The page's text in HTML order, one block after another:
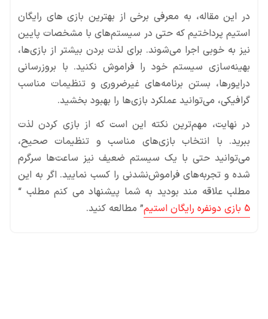
در این مقاله، به معرفی برخی از بهترین بازی ‌های رایگان
استیم پرداختیم که حتی در سیستم‌های با مشخصات پایین
نیز به خوبی اجرا می‌شوند. برای لذت بردن بیشتر از بازی‌ها،
بهینه‌سازی سیستم خود را فراموش نکنید. با بروزرسانی
درایورها، بستن برنامه‌های غیرضروری و تنظیمات مناسب
گرافیکی، می‌توانید عملکرد بازی‌ها را بهبود بخشید.
در نهایت، مهم‌ترین نکته این است که از بازی کردن لذت
ببرید. با انتخاب بازی‌های مناسب و تنظیمات صحیح،
می‌توانید حتی با یک سیستم ضعیف نیز ساعت‌ها سرگرم
شده و تجربه‌های فراموش‌نشدنی را کسب نمایید. اگر به این
مطلب علاقه مند بودید به شما پیشنهاد می کنم مطلب “
5 بازی دونفره رایگان استیم
” مطالعه کنید.